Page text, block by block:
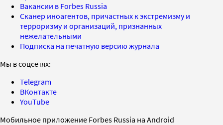
Вакансии в Forbes Russia
Сканер иноагентов, причастных к экстремизму и
терроризму и организаций, признанных
нежелательными
Подписка на печатную версию журнала
Мы в соцсетях:
Telegram
ВКонтакте
YouTube
Мобильное приложение Forbes Russia на Android